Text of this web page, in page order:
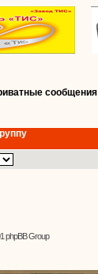
сообщения
phpBB Group